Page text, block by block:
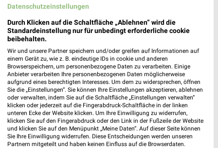
13,5 km
Gültig bis Fr. 21.08. Gültig bis Fr. 14.08.
XXXLutz JYSK
Datenschutzeinstellungen
Durch Klicken auf die Schaltfläche „Ablehnen“ wird die
Standardeinstellung nur für unbedingt erforderliche cookie
beibehalten.
Wir und unsere Partner speichern und/oder greifen auf Informationen auf
einem Gerät zu, wie z. B. eindeutige IDs in cookie und anderen
Browserspeichern, um personenbezogene Daten zu verarbeiten. Einige
Anbieter verarbeiten Ihre personenbezogenen Daten möglicherweise
aufgrund eines berechtigten Interesses. Um dem zu widersprechen, öffnen
Sie die „Einstellungen“. Sie können Ihre Einstellungen akzeptieren, ablehnen
oder verwalten, indem Sie auf die Schaltfläche „Einstellungen verwalten“
klicken oder jederzeit auf die Fingerabdruck-Schaltfläche in der linken
unteren Ecke der Website klicken. Um Ihre Einwilligung zu widerrufen,
klicken Sie auf den Fingerabdruck oder den Link in der Fußzeile der Website
und klicken Sie auf den Menüpunkt „Meine Daten“. Auf dieser Seite können
Sie Ihre Einwilligung widerrufen. Diese Entscheidungen werden unseren
Partnern mitgeteilt und haben keinen Einfluss auf die Browserdaten.